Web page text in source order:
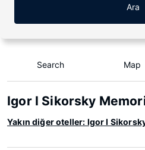
Ara
Search Map
Igor I Sikorsky
Yakın diğer oteller: Igor I